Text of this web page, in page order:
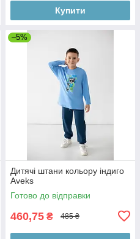
Купити
–5%
Дитячі штани кольору індиго
Aveks
Готово до відправки
460,75 ₴ 485 ₴